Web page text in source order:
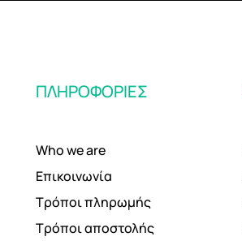
ΠΛΗΡΟΦΟΡΙΕΣ
Who we are
Επικοινωνία
Τρόποι πληρωμής
Τρόποι αποστολής